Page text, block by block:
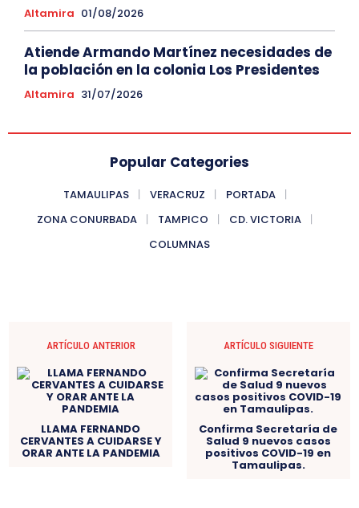
Altamira 01/08/2026
Atiende Armando Martínez necesidades de
la población en la colonia Los Presidentes
Altamira 31/07/2026
Popular Categories
TAMAULIPAS VERACRUZ
PORTADA
ZONA CONURBADA
TAMPICO
CD. VICTORIA
COLUMNAS
ARTÍCULO ANTERIOR
LLAMA FERNANDO
CERVANTES A CUIDARSE Y
ORAR ANTE LA PANDEMIA
ARTÍCULO SIGUIENTE
Confirma Secretaría de
Salud 9 nuevos casos
positivos COVID-19 en
Tamaulipas.